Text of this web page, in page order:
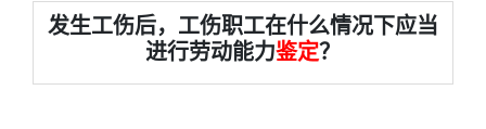
发生工伤后，工伤职工在什么情况下应当
进行劳动能力鉴定？